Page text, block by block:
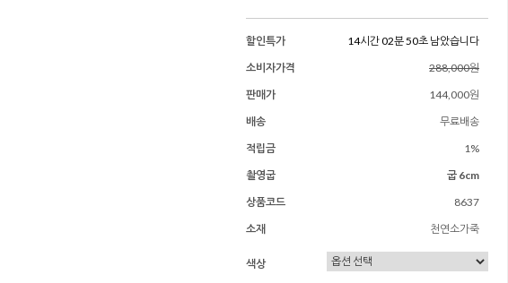
할인특가
14시간 02분 49초 남았습니다
소비자가격
288,000원
판매가
144,000원
배송
무료배송
적립금
1%
촬영굽
굽 6cm
상품코드
8637
소재
천연소가죽
색상